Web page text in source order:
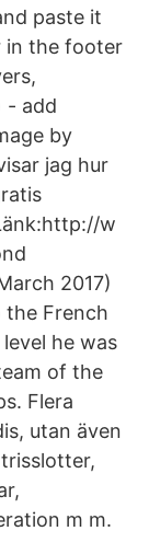
paste it
in the footer
- add
by
jag hur
w
2017)
the French
he was
of the
Flera
utan även
m m.